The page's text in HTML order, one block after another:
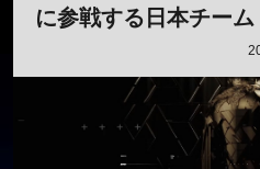
に参戦する日本チー